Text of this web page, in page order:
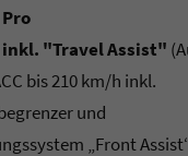
inkl. "Travel Assist"
bis 210 km/h inkl.
und
„Front